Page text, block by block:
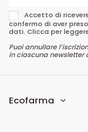
Accetto di
confermo di aver
dati. Clicca per
Puoi annullare
in ciascuna newsletter
Ecofarma